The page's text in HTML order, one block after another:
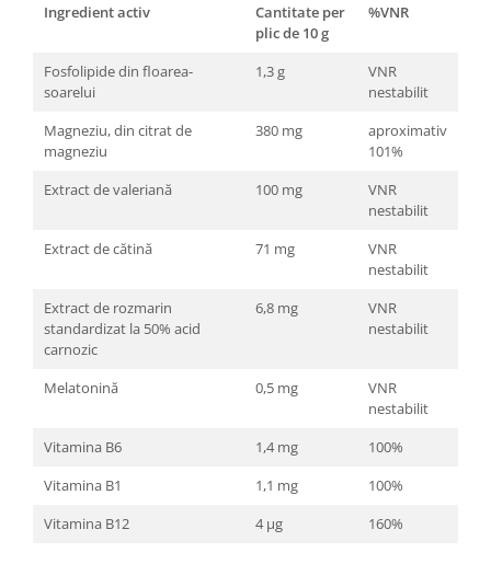
Ingredient activ
Cantitate per
plic de 10 g
%VNR
Fosfolipide din floarea-
soarelui
1,3 g
VNR
nestabilit
Magneziu, din citrat de
magneziu
380 mg
aproximativ
101%
Extract de valeriană
100 mg
VNR
nestabilit
Extract de cătină
71 mg
VNR
nestabilit
Extract de rozmarin
standardizat la 50% acid
carnozic
6,8 mg
VNR
nestabilit
Melatonină 0,5 mg
VNR
nestabilit
Vitamina B6
1,4 mg
100%
Vitamina B1
1,1 mg
100%
Vitamina B12
4 µg 160%